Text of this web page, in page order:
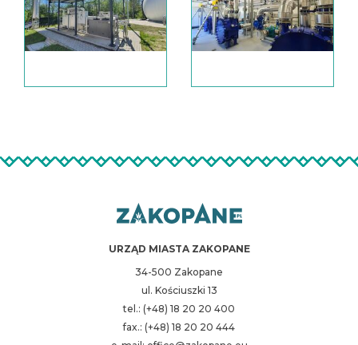
URZĄD MIASTA ZAKOPANE
34-500 Zakopane
ul. Kościuszki 13
tel.: (+48) 18 20 20 400
fax.: (+48) 18 20 20 444